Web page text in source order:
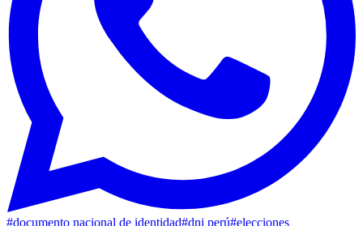
#documento nacional de identidad#dni perú#elecciones